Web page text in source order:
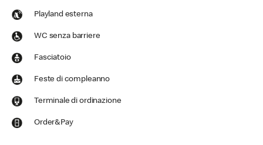
Playland esterna
WC senza barriere
Fasciatoio
Feste di compleanno
Terminale di ordinazione
Order&Pay